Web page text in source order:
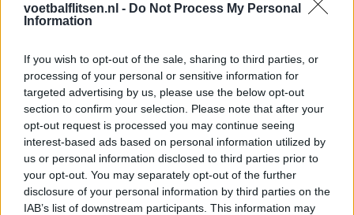
voetbalflitsen.nl - Do Not Process My Personal
Information
If you wish to opt-out of the sale, sharing to third parties, or
processing of your personal or sensitive information for
targeted advertising by us, please use the below opt-out
section to confirm your selection. Please note that after your
opt-out request is processed you may continue seeing
interest-based ads based on personal information utilized by
us or personal information disclosed to third parties prior to
your opt-out. You may separately opt-out of the further
disclosure of your personal information by third parties on the
IAB’s list of downstream participants. This information may
Feyenoord geeft met Zechiël duidelijk
Staf Van Bronckhorst rond: nu nog de selectie
Feyenoord lost met nieuwe controleur direct
groot probleem van vorig seizoen op
Feyenoord begint voorbereiding overtuigend: zo
ziet de route naar de seizoensstart eruit